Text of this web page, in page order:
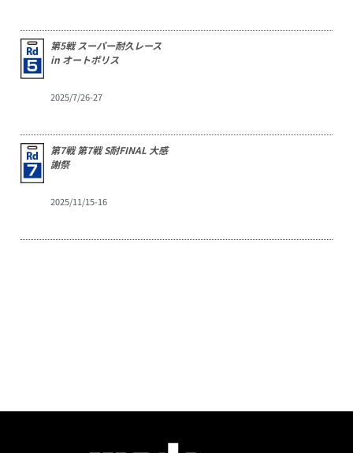
第5戦 スーパー耐久レース
in オートポリス
2025/7/26-27
第7戦 第7戦 S耐FINAL 大感
謝祭
2025/11/15-16